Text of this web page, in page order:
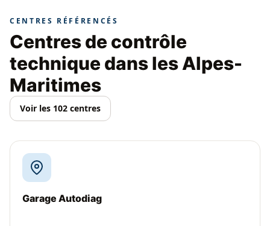
CENTRES RÉFÉRENCÉS
Centres de contrôle
technique dans les Alpes-
Maritimes
Voir les 102 centres
Garage Autodiag